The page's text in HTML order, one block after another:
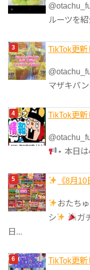
ルーツを
TikTok更新
マザキパ
TikTok更
⋆ 本日
《8月
おたち
シ
ガ
日...
TikTok更